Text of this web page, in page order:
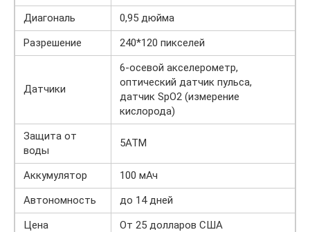
Диагональ
0,95 дюйма
Разрешение
240*120 пикселей
Датчики
6-осевой акселерометр,
оптический датчик пульса,
датчик SpO2 (измерение
кислорода)
Защита от
воды
5АТМ
Аккумулятор
100 мАч
Автономность
до 14 дней
Цена
От 25 долларов США